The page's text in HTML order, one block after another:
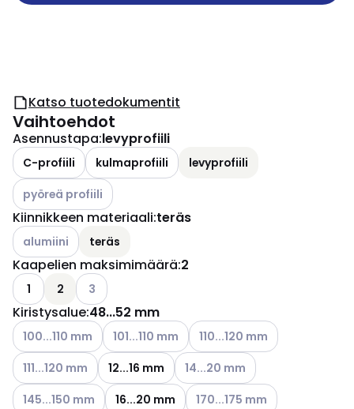
Katso tuotedokumentit
Vaihtoehdot
Asennustapa:levyprofiili
C-profiili kulmaprofiili
levyprofiili
Katso käytettävissä olevat vaihtoehdot
pyöreä profiili
Kiinnikkeen materiaali:teräs
Katso käytettävissä olevat vaihtoehdot
alumiini teräs
Kaapelien maksimimäärä:2
1 2 Katso käytettävissä olevat vaihtoehdot
3
Kiristysalue:48...52 mm
Katso käytettävissä olevat vaihtoehdot
100...110 mm Katso käytettävissä olevat vaihtoehdot
101...110 mm Katso käytettävissä olevat
110...120 mm
Katso käytettävissä olevat vaihtoehdot
111...120 mm 12...16 mm Katso käytettävissä olevat
14...20 mm
Katso käytettävissä olevat vaihtoehdot
145...150 mm 16...20 mm Katso käytettävissä olevat
170...175 mm